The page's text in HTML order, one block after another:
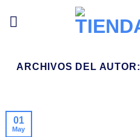
ARCHIVOS DEL AUTOR:
01
May